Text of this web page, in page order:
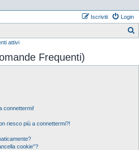
Login
Iscriviti
c
attivi
Frequenti)
connettermi!
riesco più a connettermi?!
cookie”?